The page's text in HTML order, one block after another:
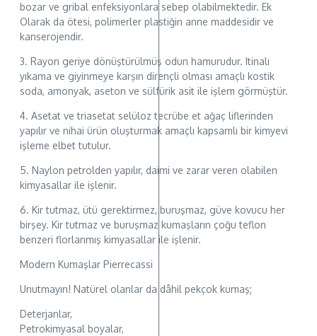
bozar ve gribal enfeksiyonlara sebep olabilmektedir. Ek
Olarak da ötesi, polimerler plastiğin anne maddesidir ve
kanserojendir.
3. Rayon geriye dönüştürülmüş odun hamurudur. Itinalı
yıkama ve giyinmeye karşın dirençli olması amaçlı kostik
soda, amonyak, aseton ve sülfürik asit ile işlem görmüştür.
4. Asetat ve triasetat selüloz tecrübe et ağaç liflerinden
yapılır ve nihai ürün oluşturmak amaçlı kapsamlı bir kimyevi
işleme elbet tutulur.
5. Naylon petrolden yapılır, daimi ve zarar veren olabilen
kimyasallar ile işlenir.
6. Kir tutmaz, ütü gerektirmez, buruşmaz, güve kovucu her
birşey. Kir tutmaz ve buruşmaz kumaşların çoğu teflon
benzeri florlanmış kimyasallar ile işlenir.
Modern Kumaşlar Pierrecassi
Unutmayın! Natürel olanlar da dâhil pekçok kumaş;
Deterjanlar,
Petrokimyasal boyalar,